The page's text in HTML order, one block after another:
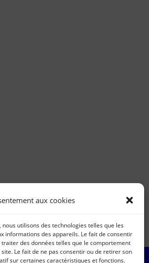
aux cookies
utilisons des technologies telles que les
informations des appareils. Le fait de consentir
des données telles que le comportement
Le fait de ne pas consentir ou de retirer son
sur certaines caractéristiques et fonctions.